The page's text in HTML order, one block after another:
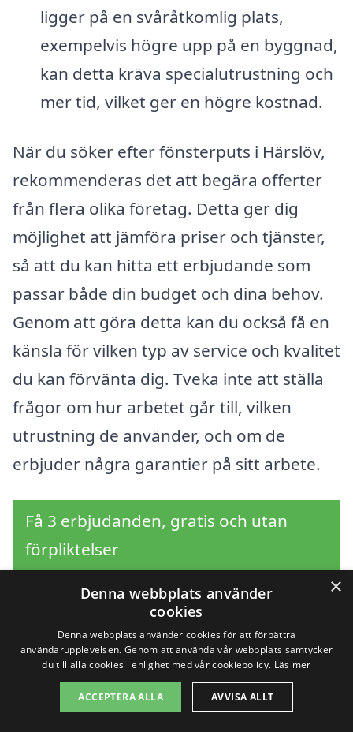
ligger på en svåråtkomlig plats,
exempelvis högre upp på en byggnad,
kan detta kräva specialutrustning och
mer tid, vilket ger en högre kostnad.
När du söker efter fönsterputs i Härslöv,
rekommenderas det att begära offerter
från flera olika företag. Detta ger dig
möjlighet att jämföra priser och tjänster,
så att du kan hitta ett erbjudande som
passar både din budget och dina behov.
Genom att göra detta kan du också få en
känsla för vilken typ av service och kvalitet
du kan förvänta dig. Tveka inte att ställa
frågor om hur arbetet går till, vilken
utrustning de använder, och om de
erbjuder några garantier på sitt arbete.
Få 3 erbjudanden, gratis och utan
förpliktelser
Sök efter en
professionell för
fönsterputs i andra
×
Denna webbplats använder
cookies
Denna webbplats använder cookies för att förbättra
användarupplevelsen. Genom att använda vår webbplats samtycker
du till alla cookies i enlighet med vår cookiepolicy. Läs mer
ACCEPTERA ALLA AVVISA ALLT